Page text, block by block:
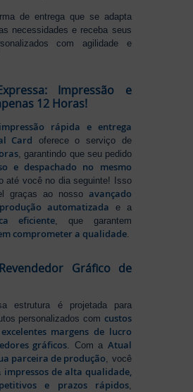
de entrega que se adapta
necessidades e receba seus
com agilidade e
Impressão e
12 Horas!
impressão rápida e entrega
Card oferece o serviço de
, garantindo que seu pedido
e despachado no mesmo
até você no dia seguinte! Isso
graças ao nosso avançado
automatizada e a
eficiente, que garantem
comprometer a qualidade.
Gráfico de
estrutura é projetada para
personalizados com custos
margens de lucro
gráficos . Com a Atual
parceira de produção , você
impressos de alta qualidade,
e prazos rápidos,